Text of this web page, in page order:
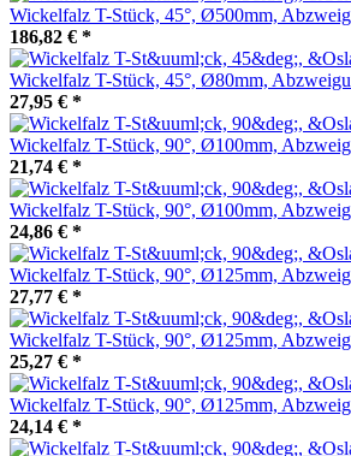
Wickelfalz T-Stück, 45°, Ø500mm,
186,82 € *
Wickelfalz T-Stück, 45°, Ø80mm,
27,95 € *
Wickelfalz T-Stück, 90°, Ø100mm,
21,74 € *
Wickelfalz T-Stück, 90°, Ø100mm,
24,86 € *
Wickelfalz T-Stück, 90°, Ø125mm,
27,77 € *
Wickelfalz T-Stück, 90°, Ø125mm,
25,27 € *
Wickelfalz T-Stück, 90°, Ø125mm,
24,14 € *